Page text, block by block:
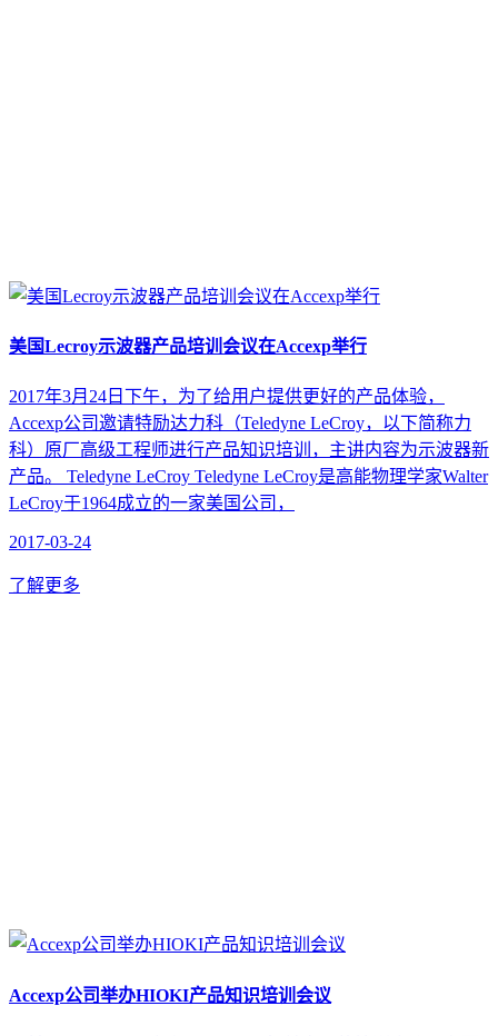
美国Lecroy示波器产品培训会议在Accexp举行
2017年3月24日下午，为了给用户提供更好的产品体验，
Accexp公司邀请特励达力科（Teledyne LeCroy，以下简称力
科）原厂高级工程师进行产品知识培训，主讲内容为示波器新
产品。 Teledyne LeCroy Teledyne LeCroy是高能物理学家Walter
LeCroy于1964成立的一家美国公司，
2017-03-24
了解更多
Accexp公司举办HIOKI产品知识培训会议